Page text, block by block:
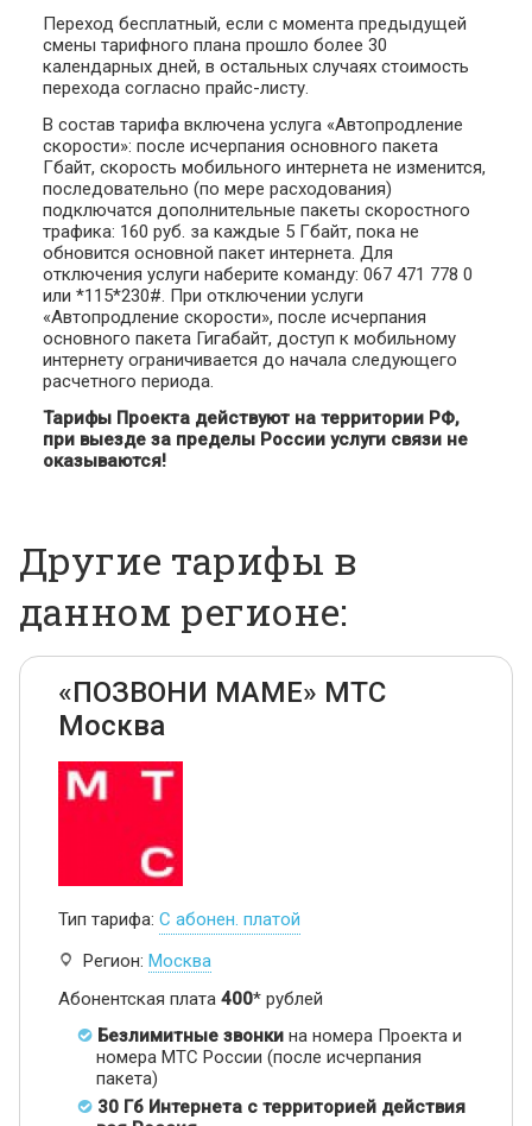
Переход бесплатный, если с момента предыдущей
смены тарифного плана прошло более 30
календарных дней, в остальных случаях стоимость
перехода согласно прайс-листу.
В состав тарифа включена услуга «Автопродление
скорости»: после исчерпания основного пакета
Гбайт, скорость мобильного интернета не изменится,
последовательно (по мере расходования)
подключатся дополнительные пакеты скоростного
трафика: 160 руб. за каждые 5 Гбайт, пока не
обновится основной пакет интернета. Для
отключения услуги наберите команду: 067 471 778 0
или *115*230#. При отключении услуги
«Автопродление скорости», после исчерпания
основного пакета Гигабайт, доступ к мобильному
интернету ограничивается до начала следующего
расчетного периода.
Тарифы Проекта действуют на территории РФ,
при выезде за пределы России услуги связи не
оказываются!
Другие тарифы в
данном регионе:
«ПОЗВОНИ МАМЕ» МТС
Москва
Тип тарифа: С абонен. платой
Регион: Москва
Абонентская плата 400* рублей
Безлимитные звонки на номера Проекта и
номера МТС России (после исчерпания
пакета)
30 Гб Интернета с территорией действия